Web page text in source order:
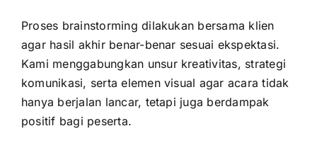
Proses brainstorming dilakukan bersama klien
agar hasil akhir benar-benar sesuai ekspektasi.
Kami menggabungkan unsur kreativitas, strategi
komunikasi, serta elemen visual agar acara tidak
hanya berjalan lancar, tetapi juga berdampak
positif bagi peserta.